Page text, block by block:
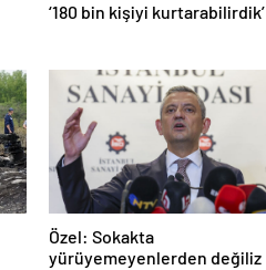
‘180 bin kişiyi kurtarabilirdik’
Özel: Sokakta
yürüyemeyenlerden değiliz